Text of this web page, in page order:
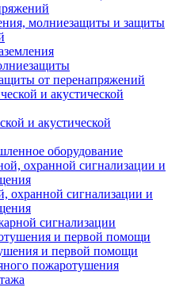
молниезащиты и защиты
от перенапряжений
и акустической
оборудование
охранной сигнализации и
сигнализации
и первой помощи
пожаротушения